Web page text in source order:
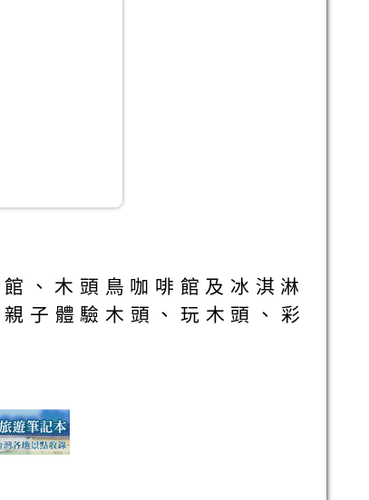
、木頭鳥咖啡館及冰淇淋
子體驗木頭、玩木頭、彩